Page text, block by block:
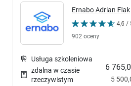
Ernabo Adrian Flak
4,6 /
902 oceny
6
5
Usługa szkoleniowa
zdalna w czasie
rzeczywistym